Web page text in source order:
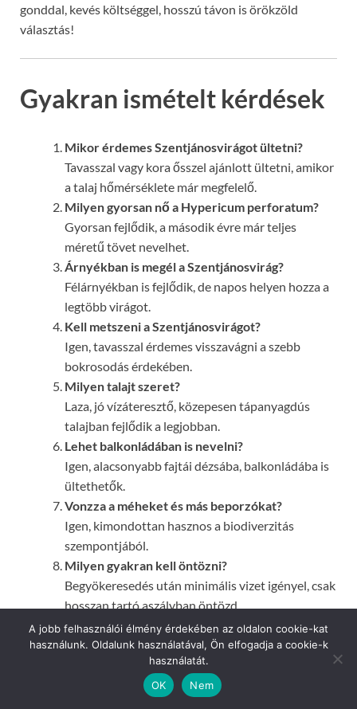
gonddal, kevés költséggel, hosszú távon is örökzöld
választás!
Gyakran ismételt kérdések
Mikor érdemes Szentjánosvirágot ültetni?
Tavasszal vagy kora ősszel ajánlott ültetni, amikor
a talaj hőmérséklete már megfelelő.
Milyen gyorsan nő a Hypericum perforatum?
Gyorsan fejlődik, a második évre már teljes
méretű tövet nevelhet.
Árnyékban is megél a Szentjánosvirág?
Félárnyékban is fejlődik, de napos helyen hozza a
legtöbb virágot.
Kell metszeni a Szentjánosvirágot?
Igen, tavasszal érdemes visszavágni a szebb
bokrosodás érdekében.
Milyen talajt szeret?
Laza, jó vízáteresztő, közepesen tápanyagdús
talajban fejlődik a legjobban.
Lehet balkonládában is nevelni?
Igen, alacsonyabb fajtái dézsába, balkonládába is
ültethetők.
Vonzza a méheket és más beporzókat?
Igen, kimondottan hasznos a biodiverzitás
szempontjából.
Milyen gyakran kell öntözni?
Begyökeresedés után minimális vizet igényel, csak
hosszan tartó aszályban öntözd.
Kapható-e különleges fajtákban is?
Igen, több díszváltozata elérhető kertészetekben.
Mennyibe kerül egy Szentjánosvirág palánta?
500–1 200 Ft között mozog (2024-es árak
A jobb felhasználói élmény érdekében az oldalon cookie-kat
használunk. Oldalunk használatával, Ön elfogadja a cookie-k
használatát.
OK
Nem